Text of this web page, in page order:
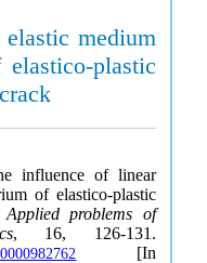
medium
plastic
influence of linear
of elastico-plastic
Applied problems of
, 16, 126-131.
[In